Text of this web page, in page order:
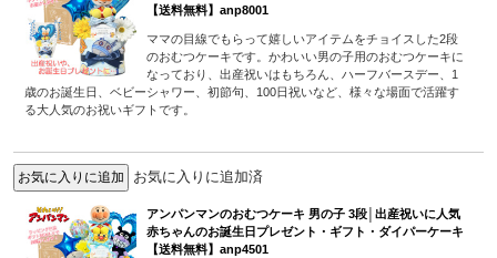
【送料無料】anp8001
ママの目線でもらって嬉しいアイテムをチョイスした2段
のおむつケーキです。かわいい男の子用のおむつケーキに
なっており、出産祝いはもちろん、ハーフバースデー、1
歳のお誕生日、ベビーシャワー、初節句、100日祝いなど、様々な場面で活躍す
る大人気のお祝いギフトです。
お気に入りに追加済
アンパンマンのおむつケーキ 男の子 3段│出産祝いに人気
赤ちゃんのお誕生日プレゼント・ギフト・ダイパーケーキ
【送料無料】anp4501